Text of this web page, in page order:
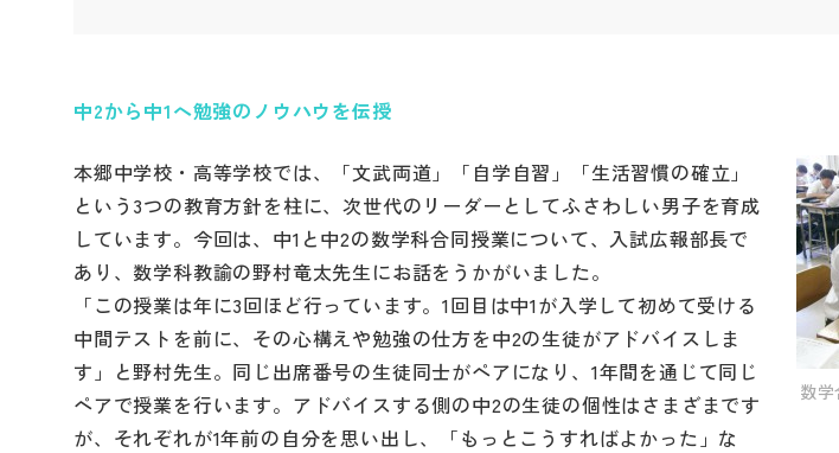
中2から中1へ勉強のノウハウを伝授
数
本郷中学校・高等学校では、「文武両道」「自学自習」「生活習慣の確立」
という3つの教育方針を柱に、次世代のリーダーとしてふさわしい男子を育成
しています。今回は、中1と中2の数学科合同授業について、入試広報部長で
あり、数学科教諭の野村竜太先生にお話をうかがいました。
「この授業は年に3回ほど行っています。1回目は中1が入学して初めて受ける
中間テストを前に、その心構えや勉強の仕方を中2の生徒がアドバイスしま
す」と野村先生。同じ出席番号の生徒同士がペアになり、1年間を通じて同じ
ペアで授業を行います。アドバイスする側の中2の生徒の個性はさまざまです
が、それぞれが1年前の自分を思い出し、「もっとこうすればよかった」な